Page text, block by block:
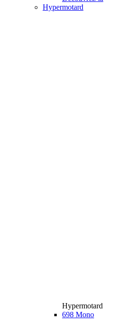
Hypermotard
Hypermotard
698 Mono